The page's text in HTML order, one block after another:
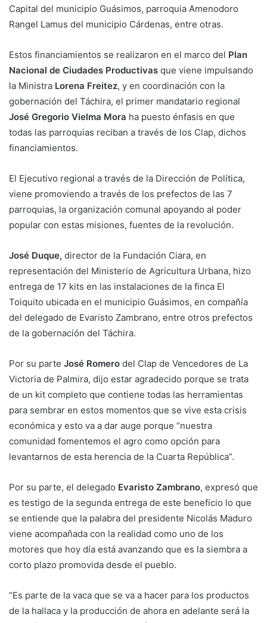
Capital del municipio Guásimos, parroquia Amenodoro
Rangel Lamus del municipio Cárdenas, entre otras.
Estos financiamientos se realizaron en el marco del Plan
Nacional de Ciudades Productivas que viene impulsando
la Ministra Lorena Freitez, y en coordinación con la
gobernación del Táchira, el primer mandatario regional
José Gregorio Vielma Mora ha puesto énfasis en que
todas las parroquias reciban a través de los Clap, dichos
financiamientos.
El Ejecutivo regional a través de la Dirección de Política,
viene promoviendo a través de los prefectos de las 7
parroquias, la organización comunal apoyando al poder
popular con estas misiones, fuentes de la revolución.
José Duque, director de la Fundación Ciara, en
representación del Ministerio de Agricultura Urbana, hizo
entrega de 17 kits en las instalaciones de la finca El
Toiquito ubicada en el municipio Guásimos, en compañía
del delegado de Evaristo Zambrano, entre otros prefectos
de la gobernación del Táchira.
Por su parte José Romero del Clap de Vencedores de La
Victoria de Palmira, dijo estar agradecido porque se trata
de un kit completo que contiene todas las herramientas
para sembrar en estos momentos que se vive esta crisis
económica y esto va a dar auge porque “nuestra
comunidad fomentemos el agro como opción para
levantarnos de esta herencia de la Cuarta República”.
Por su parte, el delegado Evaristo Zambrano, expresó que
es testigo de la segunda entrega de este beneficio lo que
se entiende que la palabra del presidente Nicolás Maduro
viene acompañada con la realidad como uno de los
motores que hoy día está avanzando que es la siembra a
corto plazo promovida desde el pueblo.
“Es parte de la vaca que se va a hacer para los productos
de la hallaca y la producción de ahora en adelante será la